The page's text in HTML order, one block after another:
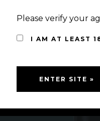
Please verify your
I AM AT LEAST